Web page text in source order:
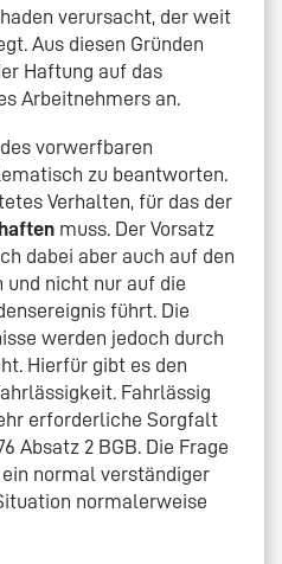
verursacht, der weit
Aus diesen Gründen
Haftung auf das
Arbeitnehmers an.
vorwerfbaren
zu beantworten.
Verhalten, für das der
muss. Der Vorsatz
dabei aber auch auf den
und nicht nur auf die
führt. Die
werden jedoch durch
Hierfür gibt es den
Fahrlässig
erforderliche Sorgfalt
Absatz 2 BGB. Die Frage
normal verständiger
normalerweise